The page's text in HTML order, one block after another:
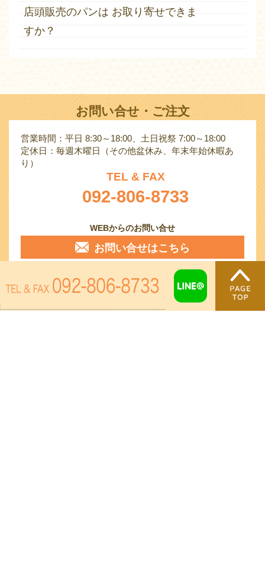
店頭販売のパンは お取り寄せできま
すか？
お問い合せ・ご注文
営業時間：平日 8:30～18:00、土日祝祭 7:00～18:00
定休日：毎週木曜日（その他盆休み、年末年始休暇あ
り）
TEL & FAX
092-806-8733
WEBからのお問い合せ
お問い合せはこちら
ゾンネンブルーメのSNS